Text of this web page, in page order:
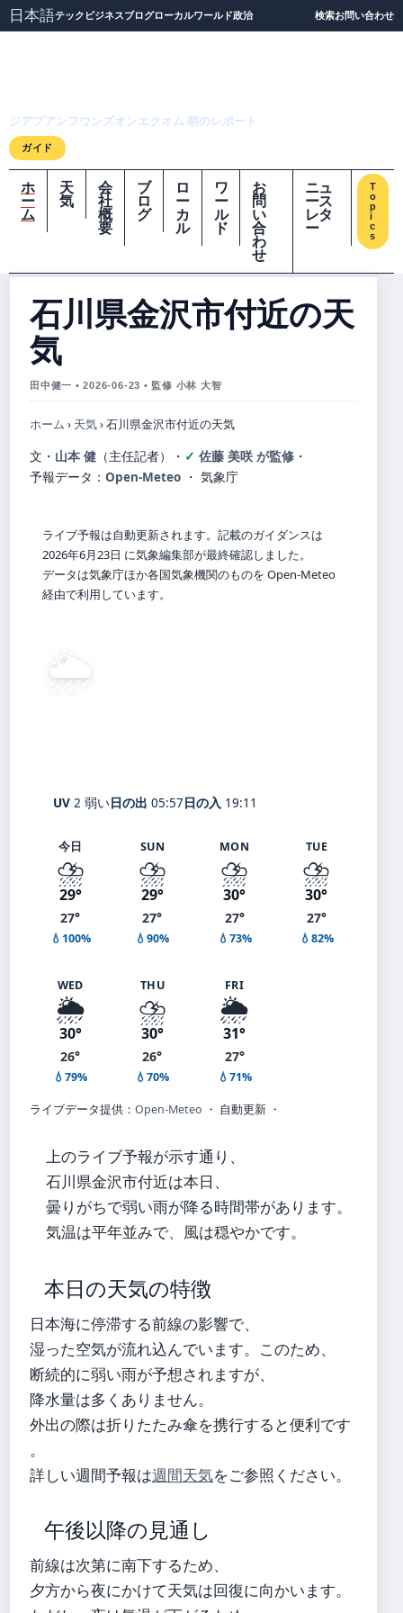
日本語テック ビジネスブログローカルワールド政治 検索お問い合わせ
ジアプアンフウンズオンエクオム 朝のレポート
ガイド
ホ
ー
ム
天
気
会
社
概
要
ブ
ロ
グ
ロ
ー
カ
ル
ワ
ー
ル
ド
お
問
い
合
わ
せ
ニュ
ース
レタ
ー
T
o
p
i
c
s
石川県金沢市付近の天
気
田中健一 • 2026-06-23 • 監修 小林 大智
ホーム › 天気›石川県金沢市付近の天気
文・ 山本 健 （主任記者） ・ 佐藤 美咲 が監修 ・
予報データ： Open-Meteo ・ 気象庁
ライブ予報は自動更新されます。記載のガイダンスは
2026年6月23日 に気象編集部が最終確認しました。
データは気象庁ほか各国気象機関のものを Open-Meteo
経由で利用しています。
🌦️
UV 2 弱い日の出 05:57日の入 19:11
今日
⛈️
29°
27°
💧100%
SUN
⛈️
29°
27°
💧90%
MON
⛈️
30°
27°
💧73%
TUE
⛈️
30°
27°
💧82%
WED
🌦️
30°
26°
💧79%
THU
⛈️
30°
26°
💧70%
FRI
🌦️
31°
27°
💧71%
ライブデータ提供： Open-Meteo ・ 自動更新 ・
上のライブ予報が示す通り、
石川県金沢市付近は本日、
曇りがちで弱い雨が降る時間帯があります。
気温は平年並みで、風は穏やかです。
本日の天気の特徴
日本海に停滞する前線の影響で、
湿った空気が流れ込んでいます。このため、
断続的に弱い雨が予想されますが、
降水量は多くありません。
外出の際は折りたたみ傘を携行すると便利です
。
詳しい週間予報は週間天気をご参照ください。
午後以降の見通し
前線は次第に南下するため、
夕方から夜にかけて天気は回復に向かいます。